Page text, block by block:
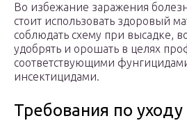
Во избежание заражения
стоит использовать здоровый
соблюдать схему при высадке,
удобрять и орошать в целях
соответствующими
инсектицидами.
Требования по уходу